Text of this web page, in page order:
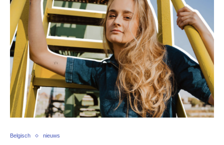
Belgisch nieuws